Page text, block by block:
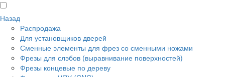
Назад
Распродажа
Для установщиков дверей
Сменные элементы для фрез со сменными ножами
Фрезы для слэбов (выравнивание поверхностей)
Фрезы концевые по дереву